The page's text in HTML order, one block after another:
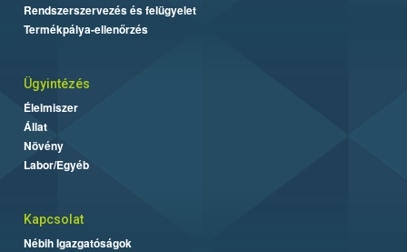
Rendszerszervezés és felügyelet
Termékpálya-ellenőrzés
Ügyintézés
Élelmiszer
Állat
Növény
Labor/Egyéb
Kapcsolat
Nébih Igazgatóságok